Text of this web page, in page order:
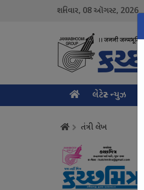
શનિવાર, 08ઑગસ્ટ, 2026
લેટેસ્ટ ન્યુઝ
તંત્રી લેખ